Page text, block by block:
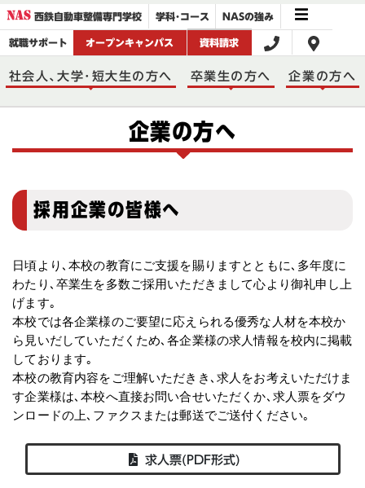
西鉄自動車整備専門学校 学科･コース NASの強み
就職サポート オープンキャンパス 資料請求
社会人､大学･短大生の方へ 卒業生の方へ 企業の方へ
企業の方へ
採用企業の皆様へ
日頃より､本校の教育にご支援を賜りますとともに､多年度に
わたり､卒業生を多数ご採用いただきまして心より御礼申し上
げます｡
本校では各企業様のご要望に応えられる優秀な人材を本校か
ら見いだしていただくため､各企業様の求人情報を校内に掲載
しております｡
本校の教育内容をご理解いただきき､求人をお考えいただけま
す企業様は､本校へ直接お問い合せいただくか､求人票をダウ
ンロードの上､ファクスまたは郵送でご送付ください｡
求人票(PDF形式)